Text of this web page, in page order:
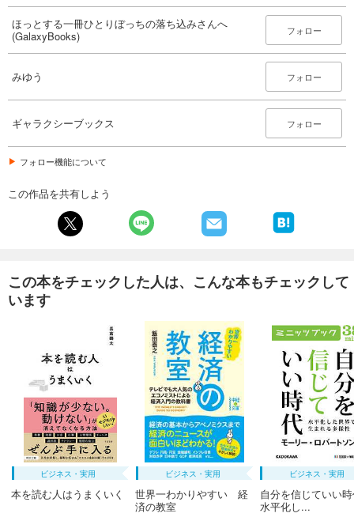
ほっとする一冊ひとりぼっちの落ち込みさんへ
(GalaxyBooks)
フォロー
みゆう フォロー
ギャラクシーブックス フォロー
フォロー機能について
この作品を共有しよう
この本をチェックした人は、こんな本もチェックして
います
ビジネス・実用
本を読む人はうまくいく
ビジネス・実用
世界一わかりやすい 経
済の教室
ビジネス・実用
自分を信じていい
水平化し...